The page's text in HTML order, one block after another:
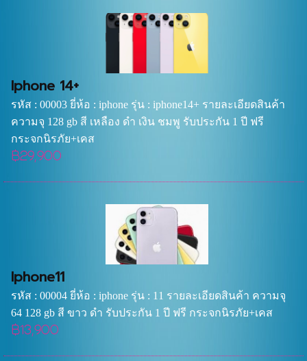
Iphone 14+
รหัส : 00003 ยี่ห้อ : iphone รุ่น : iphone14+ รายละเอียดสินค้า
ความจุ 128 gb สี เหลือง ดำ เงิน ชมพู รับประกัน 1 ปี ฟรี
กระจกนิรภัย+เคส
฿29,900
Iphone11
รหัส : 00004 ยี่ห้อ : iphone รุ่น : 11 รายละเอียดสินค้า ความจุ
64 128 gb สี ขาว ดำ รับประกัน 1 ปี ฟรี กระจกนิรภัย+เคส
฿13,900